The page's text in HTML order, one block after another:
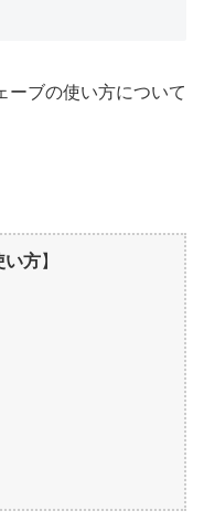
ーブの使い方について
い方】